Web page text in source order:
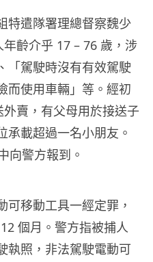
特遣隊署理總督察魏少
齡介乎 17 – 76 歲，涉
「駕駛時沒有有效駕駛
而使用車輛」等。經初
賣，有父母用於接送子
承載超過一名小朋友。
向警方報到。
移動工具一經定罪，
個月。警方指被捕人
執照，非法駕駛電動可